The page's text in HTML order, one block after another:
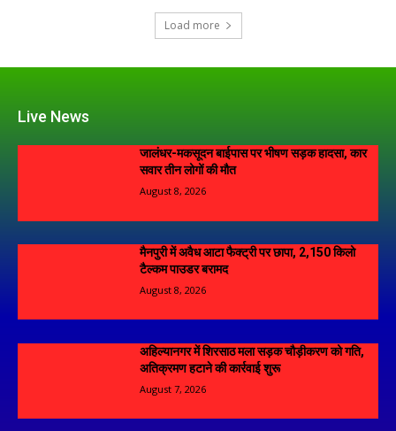
Load more
Live News
जालंधर-मकसूदन बाईपास पर भीषण सड़क हादसा, कार
सवार तीन लोगों की मौत
August 8, 2026
मैनपुरी में अवैध आटा फैक्ट्री पर छापा, 2,150 किलो
टैल्कम पाउडर बरामद
August 8, 2026
अहिल्यानगर में शिरसाठ मला सड़क चौड़ीकरण को गति,
अतिक्रमण हटाने की कार्रवाई शुरू
August 7, 2026